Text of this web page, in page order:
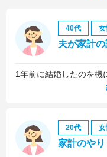
40代
夫が家計
20代
家計のや